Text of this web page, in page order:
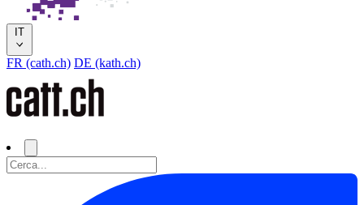
IT
FR (cath.ch) DE (kath.ch)